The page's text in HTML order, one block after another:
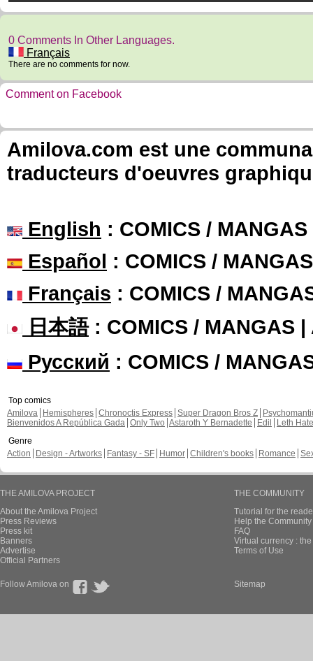
0 Comments In Other Languages.
Français
There are no comments for now.
Comment on Facebook
Amilova.com est une
traducteurs d'oeuvres
English : COMICS /
Español : COMICS /
Français : COMICS /
日本語: COMICS / MANGAS |
Русский : COMICS /
Top comics
Amilova
Hemispheres Chronoctis Express Super Dragon Bros Z
Bienvenidos A República Gada Only Two Astaroth Y Bernadette Edil
Leth Hate
Genre
Action
Design - Artworks Fantasy - SF Humor Children's books Romance
THE AMILOVA PROJECT
About the Amilova Project
Press Reviews
Press kit
Banners
Advertise
Official Partners
THE COMMUNITY
Tutorial for the
Help the
FAQ
Virtual currency :
Terms of Use
Follow Amilova on Sitemap